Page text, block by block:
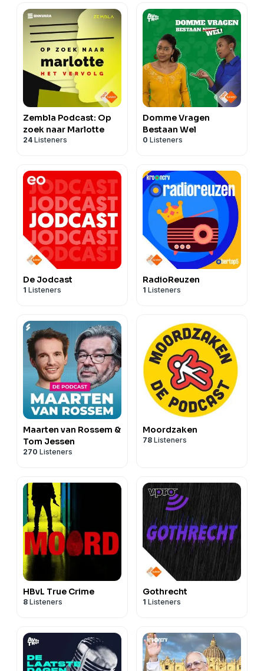
Zembla Podcast: Op
zoek naar Marlotte
24 Listeners
Domme Vragen
Bestaan Wel
0 Listeners
De Jodcast
1 Listeners
RadioReuzen
1 Listeners
Maarten van Rossem &
Tom Jessen
270 Listeners
Moordzaken
78 Listeners
HBvL True Crime
8 Listeners
Gothrecht
1 Listeners